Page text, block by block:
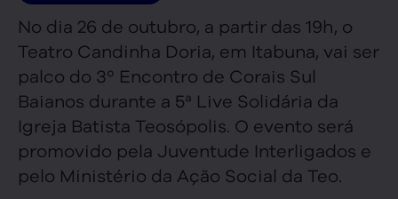
No dia 26 de outubro, a partir das 19h, o
Teatro Candinha Doria, em Itabuna, vai ser
palco do 3º Encontro de Corais Sul
Baianos durante a 5ª Live Solidária da
Igreja Batista Teosópolis. O evento será
promovido pela Juventude Interligados e
pelo Ministério da Ação Social da Teo.